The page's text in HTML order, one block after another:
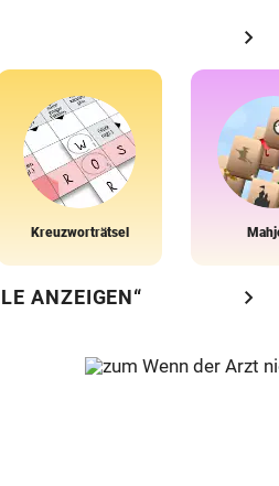
chevron_right
Kreuzworträtsel
ANZEIGEN“ chevron_right